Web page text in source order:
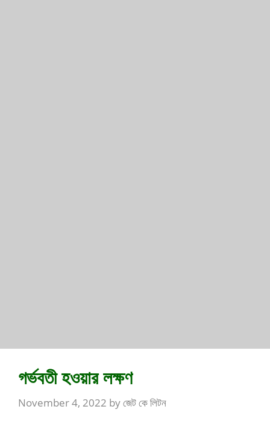
গর্ভবতী হওয়ার লক্ষণ
November 4, 2022 byজেট কে লিটন